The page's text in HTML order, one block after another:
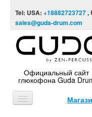
Tel: USA: +18882723727,
sales@guda-drum.com
Официальный сайт
глюкофона Guda